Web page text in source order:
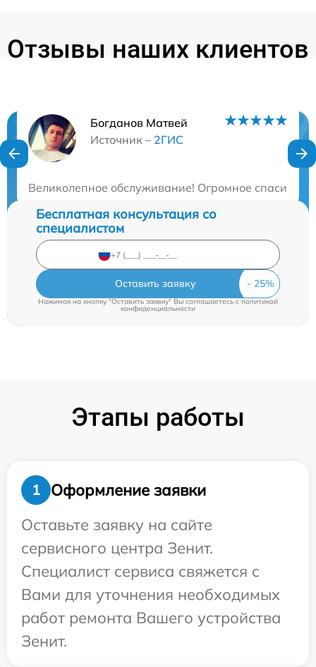
Отзывы наших клиентов
Богданов Матвей
Источник – 2ГИС
Великолепное обслуживание! Огромное спасибо
Нужна консультация?
Бесплатная консультация со
специалистом
Оставить заявку
Нажимая на кнопку "Оставить заявку" Вы соглашаетесь cполитикой
конфиденциальности
Этапы работы
1
Оформление заявки
Оставьте заявку на сайте
сервисного центра Зенит.
Специалист сервиса свяжется с
Вами для уточнения необходимых
работ ремонта Вашего устройства
Зенит.